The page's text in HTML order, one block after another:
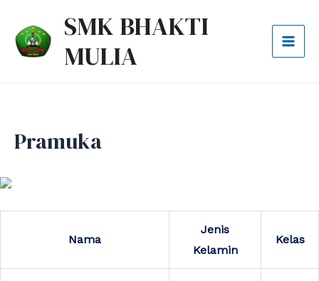
konten
SMK BHAKTI
MULIA
Pramuka
Nama
Jenis
Kelamin
Kelas